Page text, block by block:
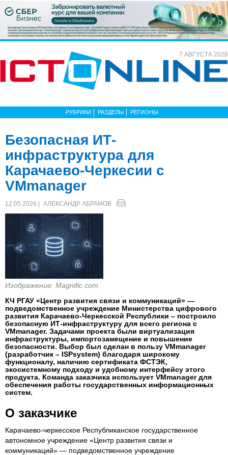
7 АВГУСТА 2026
РУБРИКИ РАЗДЕЛЫ РЕГИОНЫ
Безопасная ИТ-
инфраструктура для
Карачаево-Черкесии с
VMmanager
12.05.2026 | АЛЕКСАНДР АБРАМОВ
Изображение: Magnific.com
КЧ РГАУ «Центр развития связи и коммуникаций» —
подведомственное учреждение Министерства цифрового
развития Карачаево-Черкесской Республики – построило
безопасную ИТ-инфраструктуру для всего региона с
VMmanager. Задачами проекта были виртуализация
инфраструктуры, импортозамещение и повышение
безопасности. Выбор был сделан в пользу VMmanager
(разработчик – ISPsystem) благодаря широкому
функционалу, наличию сертификата ФСТЭК,
экосистемному подходу и удобному интерфейсу этого
продукта. Команда заказчика использует VMmanager для
обеспечения работы государственных информационных
систем.
О заказчике
Карачаево-черкесское Республиканское государственное
автономное учреждение «Центр развития связи и
коммуникаций» — подведомственное учреждение